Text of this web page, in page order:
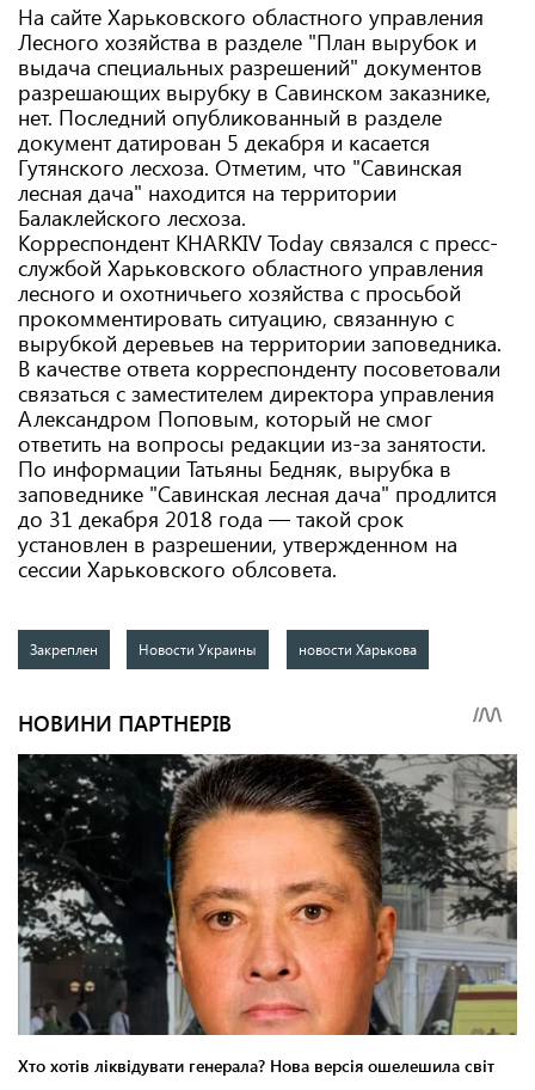
На сайте Харьковского областного управления
Лесного хозяйства в разделе "План вырубок и
выдача специальных разрешений" документов
разрешающих вырубку в Савинском заказнике,
нет. Последний опубликованный в разделе
документ датирован 5 декабря и касается
Гутянского лесхоза. Отметим, что "Савинская
лесная дача" находится на территории
Балаклейского лесхоза.
Корреспондент KHARKIV Today связался с пресс-
службой Харьковского областного управления
лесного и охотничьего хозяйства с просьбой
прокомментировать ситуацию, связанную с
вырубкой деревьев на территории заповедника.
В качестве ответа корреспонденту посоветовали
связаться с заместителем директора управления
Александром Поповым, который не смог
ответить на вопросы редакции из-за занятости.
По информации Татьяны Бедняк, вырубка в
заповеднике "Савинская лесная дача" продлится
до 31 декабря 2018 года — такой срок
установлен в разрешении, утвержденном на
сессии Харьковского облсовета.
Закреплен Новости Украины новости Харькова